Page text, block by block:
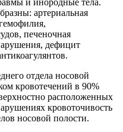
артериальная
печеночная
дефицит
отдела носовой
кровотечений в 90%
расположенных
кровоточивость
носовой полости.